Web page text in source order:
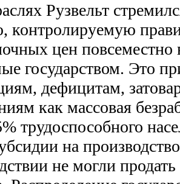
Рузвельт
контролируемую
цен повсеместно
государством. Это
дефицитам,
как массовая
трудоспособного
на
не могли